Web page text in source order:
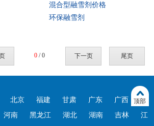
混合型融雪剂价格
环保融雪剂
0 / 0 下一页 尾页
北京 福建 甘肃 广东 广西
贵
河南 黑龙江 湖北 湖南 吉林
江
顶部